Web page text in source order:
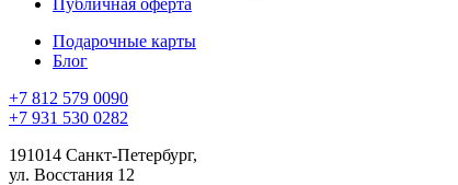
Подарочные карты
Блог
+7 812 579 0090
+7 931 530 0282
191014 Санкт-Петербург,
ул. Восстания 12